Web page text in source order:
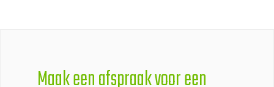
Maak een afspraak voor een